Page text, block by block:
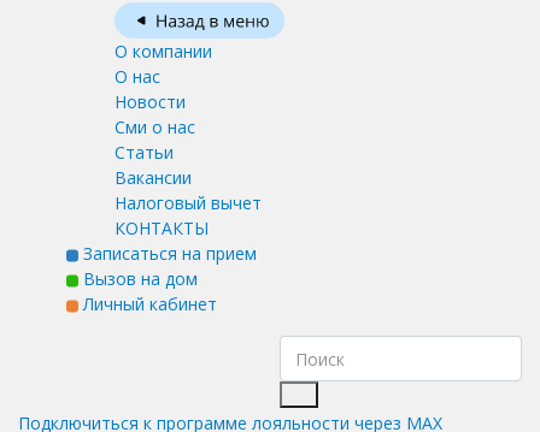
О компании
О нас
Новости
Сми о нас
Статьи
Вакансии
Налоговый вычет
КОНТАКТЫ
Записаться на прием
Вызов на дом
Личный кабинет
Подключиться к программе лояльности через MAX